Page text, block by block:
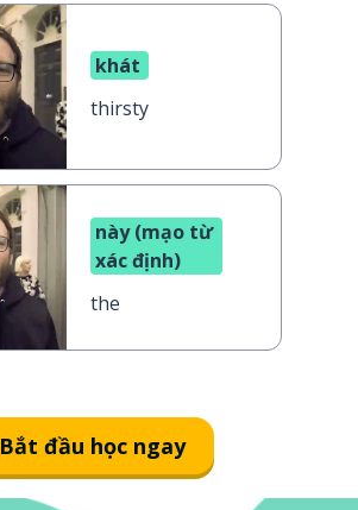
khát
thirsty
này (mạo từ
xác định)
the
Bắt đầu học ngay